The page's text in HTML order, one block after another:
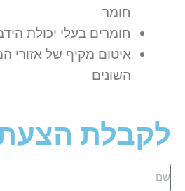
חומר
חומרים בעלי יכולת
איטום מקיף של אזורי
השונים
לקבלת